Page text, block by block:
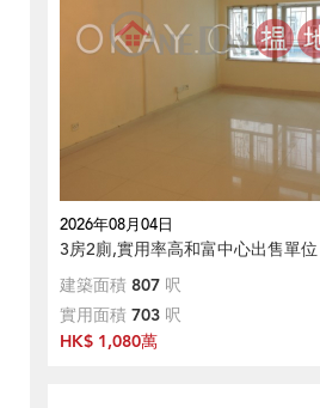
2026年08月04日
3房2廁,實用率高和富中心出售單位
建築面積 807 呎
實用面積 703 呎
HK$ 1,080萬